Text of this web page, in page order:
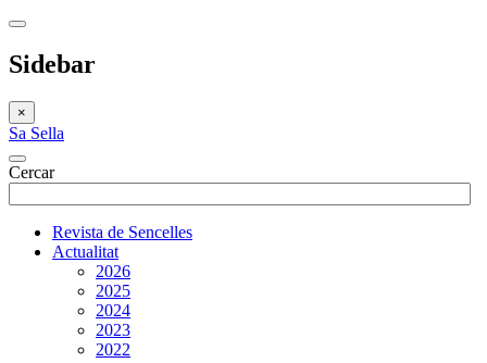
Sidebar
×
Sa Sella
Cercar
Revista de Sencelles
Actualitat
2026
2025
2024
2023
2022